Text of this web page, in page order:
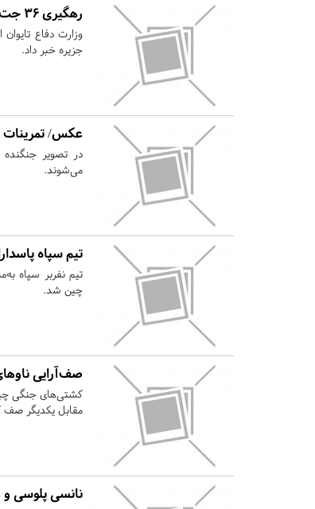
رهگیری ۳۶ جت نظامی و ۱۰ رزمناو چین از سوی تایوان
وزارت دفاع
جزیره خبر داد.
عکس/ تمرینات
می‌شوند.
تیم سپاه
چین شد.
صف‌آرایی
کشتی‌های جنگی چین
مقابل یکدیگر صف
نانسی پلوسی و